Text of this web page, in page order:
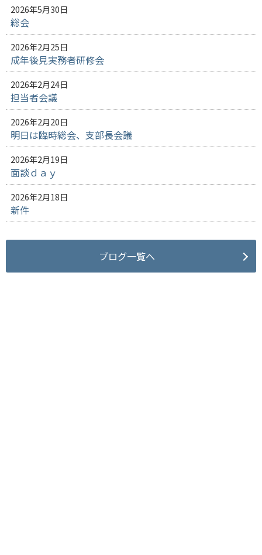
2026年5月30日
総会
2026年2月25日
成年後見実務者研修会
2026年2月24日
担当者会議
2026年2月20日
明日は臨時総会、支部長会議
2026年2月19日
面談ｄａｙ
2026年2月18日
新件
ブログ一覧へ